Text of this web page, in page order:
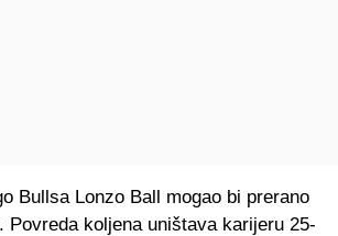
Bullsa Lonzo Ball mogao bi prerano
Povreda koljena uništava karijeru 25-